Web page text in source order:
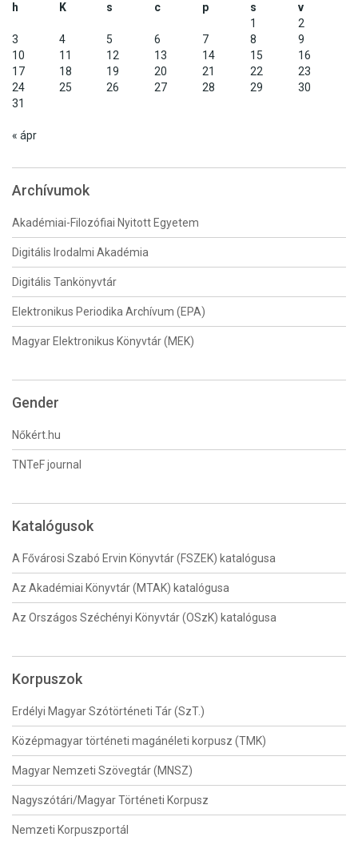
h
K s c p s
v
1
2
3
4 5 6 7 8
9
10
11 12 13 14 15
16
17
18 19 20 21 22
23
24
25 26 27 28 29
30
31
« ápr
Archívumok
Akadémiai-Filozófiai Nyitott Egyetem
Digitális Irodalmi Akadémia
Digitális Tankönyvtár
Elektronikus Periodika Archívum (EPA)
Magyar Elektronikus Könyvtár (MEK)
Gender
Nőkért.hu
TNTeF journal
Katalógusok
A Fővárosi Szabó Ervin Könyvtár (FSZEK) katalógusa
Az Akadémiai Könyvtár (MTAK) katalógusa
Az Országos Széchényi Könyvtár (OSzK) katalógusa
Korpuszok
Erdélyi Magyar Szótörténeti Tár (SzT.)
Középmagyar történeti magánéleti korpusz (TMK)
Magyar Nemzeti Szövegtár (MNSZ)
Nagyszótári/Magyar Történeti Korpusz
Nemzeti Korpuszportál